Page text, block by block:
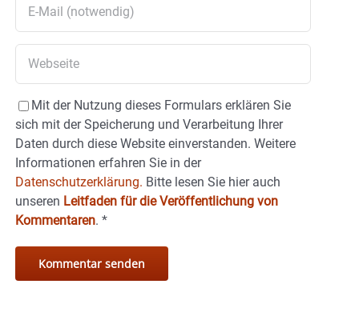
Mit der Nutzung dieses Formulars erklären Sie
sich mit der Speicherung und Verarbeitung Ihrer
Daten durch diese Website einverstanden. Weitere
Informationen erfahren Sie in der
Datenschutzerklärung. Bitte lesen Sie hier auch
unseren Leitfaden für die Veröffentlichung von
Kommentaren. *